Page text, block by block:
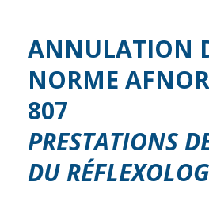
ANNULATION
NORME
807
PRESTATIONS
DU